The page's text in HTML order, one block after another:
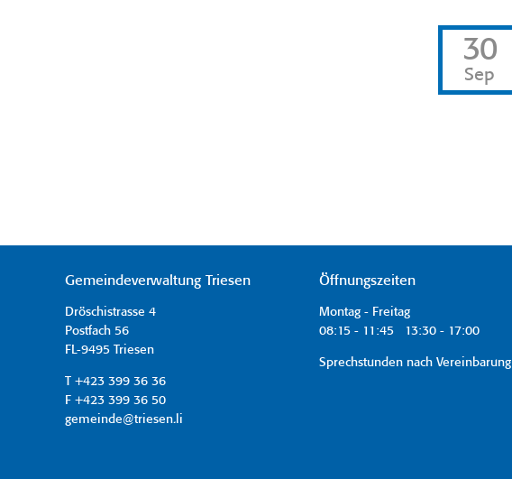
30
Sep
Gemeindeverwaltung Triesen
Dröschistrasse 4
Postfach 56
FL-9495 Triesen
T +423 399 36 36
F +423 399 36 50
gemeinde@triesen.li
Öffnungszeiten
Montag - Freitag
08:15 - 11:45 13:30 - 17:00
Sprechstunden nach Vereinbarung